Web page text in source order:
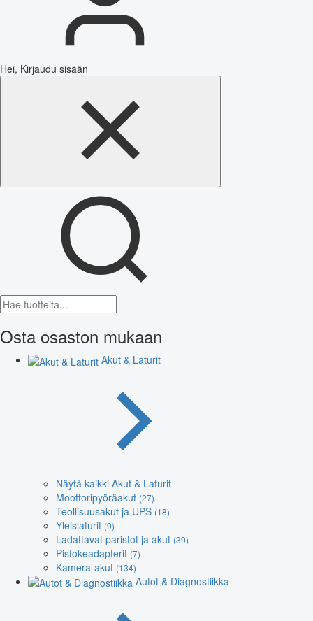
Hei, Kirjaudu sisään
Osta osaston mukaan
Akut & Laturit
Näytä kaikki Akut & Laturit
Moottoripyöräakut (27)
Teollisuusakut ja UPS (18)
Yleislaturit (9)
Ladattavat paristot ja akut (39)
Pistokeadapterit (7)
Kamera-akut (134)
Autot & Diagnostiikka